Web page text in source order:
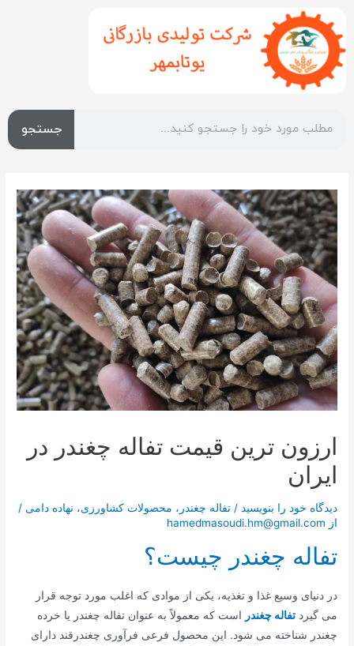
جستجو
ارزون ترین قیمت تفاله چغندر در
ایران
دیدگاه‌ خود را بنویسید /تفاله چغندر ، محصولات کشاورزی، نهاده دامی /
از hamedmasoudi.hm@gmail.com
تفاله چغندر چیست؟
در دنیای وسیع غذا و تغذیه، یکی از موادی که اغلب مورد توجه قرار
می گیردتفاله چغندر است که معمولاً به عنوان تفاله چغندر یا خرده
چغندر شناخته می شود. این محصول فرعی فرآوری چغندرقند دارای